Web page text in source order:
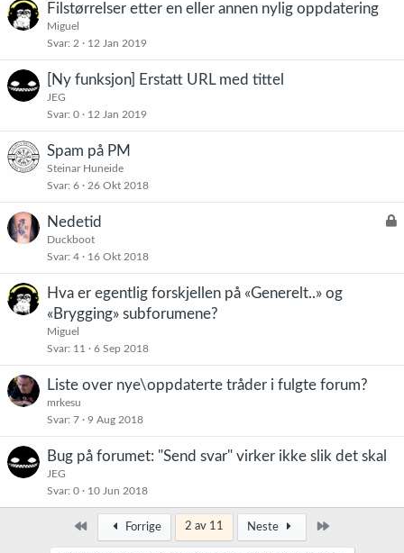
Filstørrelser etter en eller annen nylig oppdatering
Miguel
Svar 2 12 Jan 2019
[Ny funksjon] Erstatt URL med tittel
JEG
Svar 0 12 Jan 2019
Spam på PM
Steinar Huneide
Svar 6 26 Okt 2018
L
Nedetid
Duckboot
Svar 4 16 Okt 2018
Hva er egentlig forskjellen på «Generelt..» og
«Brygging» subforumene?
Miguel
Svar 11 6 Sep 2018
Liste over nye\oppdaterte tråder i fulgte forum?
mrkesu
Svar 7 9 Aug 2018
Bug på forumet: "Send svar" virker ikke slik det skal
JEG
Svar 0 10 Jun 2018
Først Forrige 2 av 11 Neste